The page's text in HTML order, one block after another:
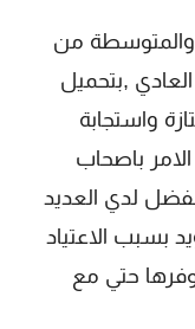
والمتوسطة من
,بتحميل
واستجابة
باصحاب
لدي العديد
بسبب الاعتياد
حتي مع